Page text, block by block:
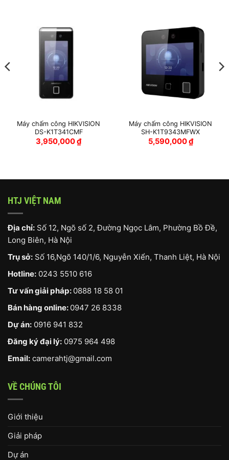
Máy chấm công HIKVISION
DS-K1T341CMF
3,950,000₫
Máy chấm công HIKVISION
SH-K1T9343MFWX
5,590,000₫
HTJ VIỆT NAM
Địa chỉ: Số 12, Ngõ số 2, Đường Ngọc Lâm, Phường Bồ Đề,
Long Biên, Hà Nội
Trụ sở: Số 16,Ngõ 140/1/6, Nguyễn Xiển, Thanh Liệt, Hà Nội
Hotline: 0243 5510 616
Tư vấn giải pháp: 0888 18 58 01
Bán hàng online: 0947 26 8338
Dự án: 0916 941 832
Đăng ký đại lý: 0975 964 498
Email: camerahtj@gmail.com
VỀ CHÚNG TÔI
Giới thiệu
Giải pháp
Dự án